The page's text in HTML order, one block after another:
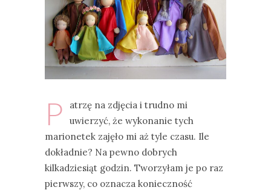
P
atrzę na zdjęcia i trudno mi
uwierzyć, że wykonanie tych
marionetek zajęło mi aż tyle czasu. Ile
dokładnie? Na pewno dobrych
kilkadziesiąt godzin. Tworzyłam je po raz
pierwszy, co oznacza konieczność